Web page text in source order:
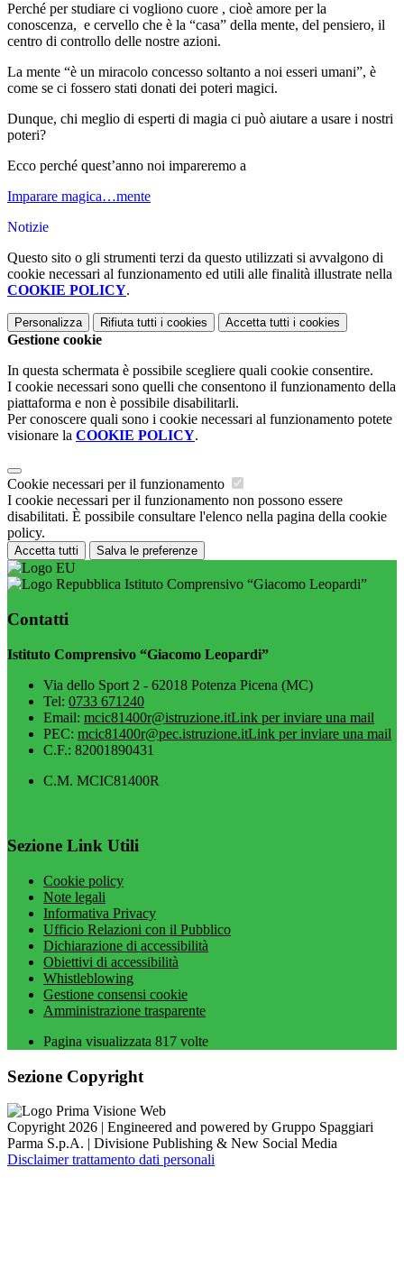
Perché per studiare ci vogliono cuore , cioè amore per la
conoscenza, e cervello che è la “casa” della mente, del pensiero, il
centro di controllo delle nostre azioni.
La mente “è un miracolo concesso soltanto a noi esseri umani”, è
come se ci fossero stati donati dei poteri magici.
Dunque, chi meglio di esperti di magia ci può aiutare a usare i nostri
poteri?
Ecco perché quest’anno noi impareremo a
Imparare magica…mente
Notizie
Questo sito o gli strumenti terzi da questo utilizzati si avvalgono di
cookie necessari al funzionamento ed utili alle finalità illustrate nella
COOKIE POLICY.
Personalizza Rifiuta tutti i cookies Accetta tutti i cookies
Gestione cookie
In questa schermata è possibile scegliere quali cookie consentire.
I cookie necessari sono quelli che consentono il funzionamento della
piattaforma e non è possibile disabilitarli.
Per conoscere quali sono i cookie necessari al funzionamento potete
visionare la COOKIE POLICY.
Cookie necessari per il funzionamento
I cookie necessari per il funzionamento non possono essere
disabilitati. È possibile consultare l'elenco nella pagina della cookie
policy.
Accetta tutti Salva le preferenze
Istituto Comprensivo “Giacomo Leopardi”
Contatti
Istituto Comprensivo “Giacomo Leopardi”
Via dello Sport 2 - 62018 Potenza Picena (MC)
Tel: 0733 671240
Email: mcic81400r@istruzione.itLink per inviare una mail
PEC: mcic81400r@pec.istruzione.itLink per inviare una mail
C.F.: 82001890431
C.M. MCIC81400R
Sezione Link Utili
Cookie policy
Note legali
Informativa Privacy
Ufficio Relazioni con il Pubblico
Dichiarazione di accessibilità
Obiettivi di accessibilità
Whistleblowing
Gestione consensi cookie
Amministrazione trasparente
Pagina visualizzata 817 volte
Sezione Copyright
Copyright 2026 | Engineered and powered by Gruppo Spaggiari
Parma S.p.A. | Divisione Publishing & New Social Media
Disclaimer trattamento dati personali